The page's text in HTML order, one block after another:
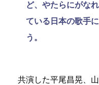
ど、やたらにがな
ている日本の歌手
う。
共演した平尾昌晃、